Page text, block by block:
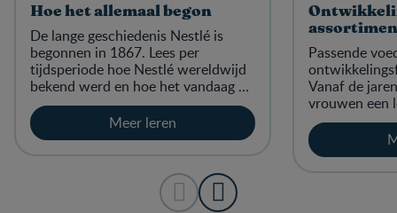
Hoe het allemaal begon
De lange geschiedenis Nestlé is
begonnen in 1867. Lees per
tijdsperiode hoe Nestlé wereldwijd
bekend werd en hoe het vandaag de
dag nog steeds blijft vernieuwen
voor ouders en baby’s.
Meer leren
Passende
Vanaf de
vrouwen een
geheel
voorgaande
assortiment
een scala aan